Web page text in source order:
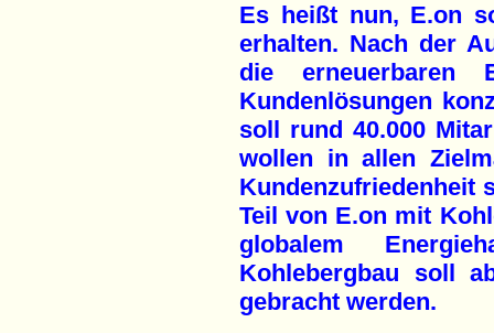
Es heißt nun, E.on
erhalten. Nach der
die erneuerbaren
Kundenlösungen
soll rund 40.000
wollen in allen
Kundenzufriedenheit
Teil von E.on mit
globalem
Kohlebergbau soll
gebracht werden.